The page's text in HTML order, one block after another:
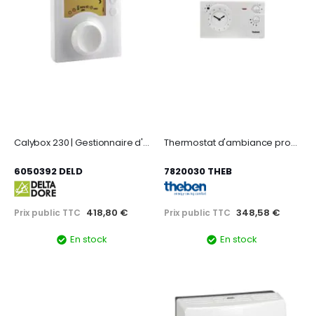
Calybox 230 | Gestionnaire d'énergie de 1 à 3 zones pour chauffage fil pilote
6050392 DELD
Prix public TTC 418,80 €
En stock
Thermostat d'ambiance programmable
7820030 THEB
Prix public TTC 348,58 €
En stock